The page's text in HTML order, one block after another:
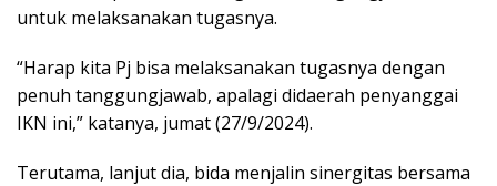
untuk melaksanakan tugasnya.
“Harap kita Pj bisa melaksanakan tugasnya dengan
penuh tanggungjawab, apalagi didaerah penyanggai
IKN ini,” katanya, jumat (27/9/2024).
Terutama, lanjut dia, bida menjalin sinergitas bersama